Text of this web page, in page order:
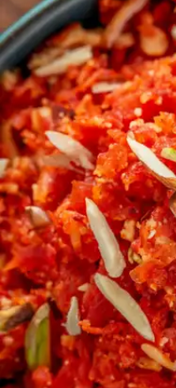
​मूंग दाल के हलवे की बात
दाल, घी, दूध,